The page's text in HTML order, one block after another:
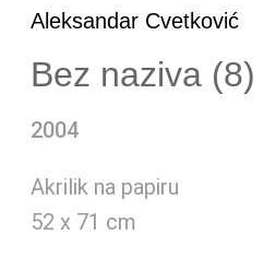
Aleksandar Cvetković
Bez naziva (8)
2004
Akrilik na papiru
52 x 71 cm